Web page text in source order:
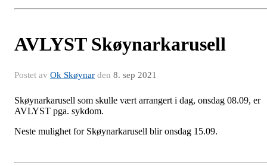
AVLYST Skøynarkarusell
Postet av Ok Skøynar den 8. sep 2021
Skøynarkarusell som skulle vært arrangert i dag, onsdag 08.09, er
AVLYST pga. sykdom.
Neste mulighet for Skøynarkarusell blir onsdag 15.09.